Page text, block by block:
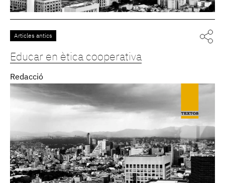
Articles antics
Educar en ètica cooperativa
Redacció